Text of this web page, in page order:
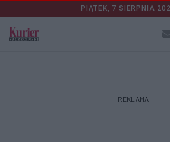
PIĄTEK, 7 SIERPNIA
REKLAMA